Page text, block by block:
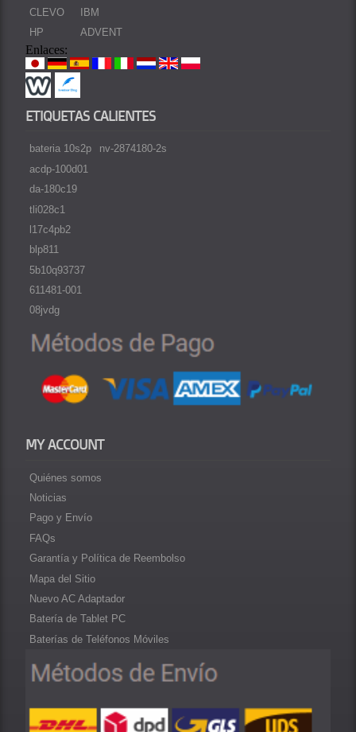
CLEVO
HP
IBM
ADVENT
Enlaces:
ETIQUETAS CALIENTES
bateria 10s2p
acdp-100d01
da-180c19
tli028c1
l17c4pb2
blp811
5b10q93737
611481-001
08jvdg
nv-2874180-2s
MY ACCOUNT
Quiénes somos
Noticias
Pago y Envío
FAQs
Garantía y Política de Reembolso
Mapa del Sitio
Nuevo AC Adaptador
Batería de Tablet PC
Baterías de Teléfonos Móviles